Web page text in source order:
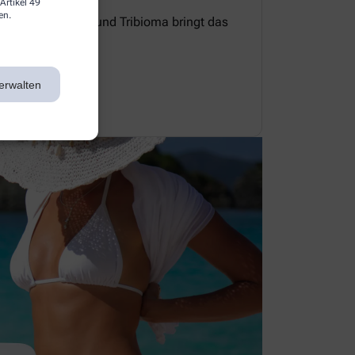
49
und Tribioma bringt das